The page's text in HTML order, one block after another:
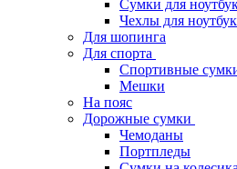
Сумки для
Чехлы для
Для шопинга
Для спорта
Спортивные
Мешки
На пояс
Дорожные сумки
Чемоданы
Портпледы